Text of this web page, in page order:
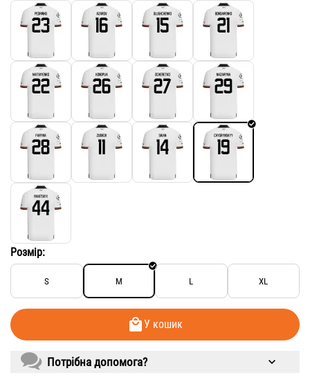
Розмір:
S M L XL
У кошик
Потрібна допомога?